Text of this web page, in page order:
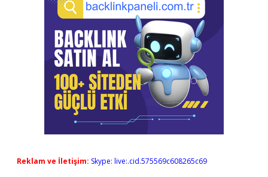
Reklam ve İletişim: Skype: live:.cid.575569c608265c69